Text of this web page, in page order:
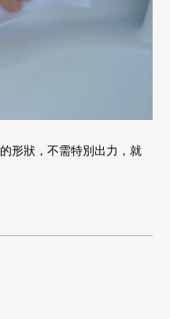
形狀，不需特別出力，就